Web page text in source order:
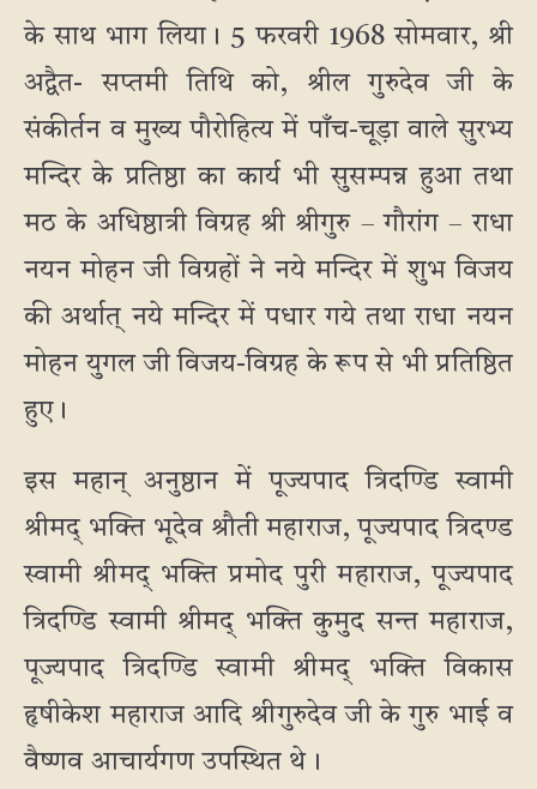
के साथ भाग लिया। 5 फरवरी 1968 सोमवार, श्री
अद्वैत- सप्तमी तिथि को, श्रील गुरुदेव जी के
संकीर्तन व मुख्य पौरोहित्य में पाँच-चूड़ा वाले सुरभ्य
मन्दिर के प्रतिष्ठा का कार्य भी सुसम्पन्न हुआ तथा
मठ के अधिष्ठात्री विग्रह श्री श्रीगुरु – गौरांग – राधा
नयन मोहन जी विग्रहों ने नये मन्दिर में शुभ विजय
की अर्थात् नये मन्दिर में पधार गये तथा राधा नयन
मोहन युगल जी विजय-विग्रह के रूप से भी प्रतिष्ठित
हुए।
इस महान् अनुष्ठान में पूज्यपाद त्रिदण्डि स्वामी
श्रीमद् भक्ति भूदेव श्रौती महाराज, पूज्यपाद त्रिदण्ड
स्वामी श्रीमद् भक्ति प्रमोद पुरी महाराज, पूज्यपाद
त्रिदण्डि स्वामी श्रीमद् भक्ति कुमुद सन्त महाराज,
पूज्यपाद त्रिदण्डि स्वामी श्रीमद् भक्ति विकास
हृषीकेश महाराज आदि श्रीगुरुदेव जी के गुरु भाई व
वैष्णव आचार्यगण उपस्थित थे।